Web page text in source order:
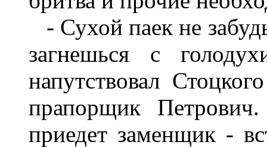
- Сухой паек не
загнешься с
напутствовал Стоцкого
прапорщик
Петрович
приедет заменщик -